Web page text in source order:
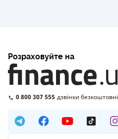
Розраховуйте на
0 800 307 555 дзвінки безкоштовні